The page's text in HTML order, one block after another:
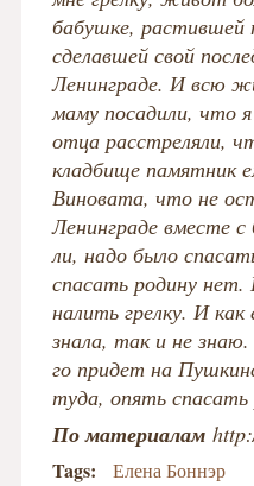
бабушке, растившей
сделавшей свой
Ленинграде. И всю
маму посадили, что
отца расстреляли,
кладбище памятник
Виновата, что не
Ленинграде вместе
ли, надо было
спасать родину
налить грелку. И
знала, так и не
го придет на
туда, опять спасать
По материалам
Tags: Елена Боннэр